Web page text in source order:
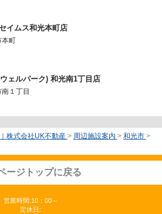
イムス和光本町店
本町
ェルパーク) 和光南1丁目店
１丁目
株式会社UK不動産 > 周辺施設案内 > 和光市 >
ージトップに戻る
営業時間:10：00～
定休日: